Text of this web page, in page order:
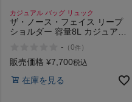
カジュアル バッグ リュック
ザ・ノース・フェイス リープ
ショルダー 容量8L カジュアル
肩掛けバッグ 鞄 お出かけ 通勤
通学 THE NORTH FACE LEAP
- （0件 ）
販売価格 ¥7,700税込
在庫を見る